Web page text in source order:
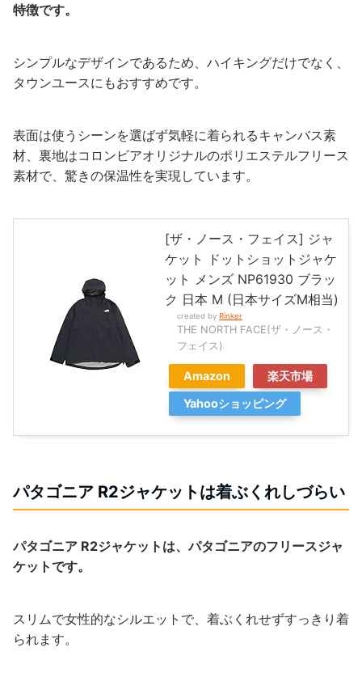
特徴です。
シンプルなデザインであるため、ハイキングだけでなく、
タウンユースにもおすすめです。
表面は使うシーンを選ばず気軽に着られるキャンバス素
材、裏地はコロンビアオリジナルのポリエステルフリース
素材で、驚きの保温性を実現しています。
[ザ・ノース・フェイス] ジャ
ケット ドットショットジャケ
ット メンズ NP61930 ブラッ
ク 日本 M (日本サイズM相当)
created by Rinker
THE NORTH FACE(ザ・ノース・
フェイス)
Amazon
楽天市場
Yahooショッピング
パタゴニア R2ジャケットは着ぶくれしづらい
パタゴニア R2ジャケットは、パタゴニアのフリースジャ
ケットです。
スリムで女性的なシルエットで、着ぶくれせずすっきり着
られます。